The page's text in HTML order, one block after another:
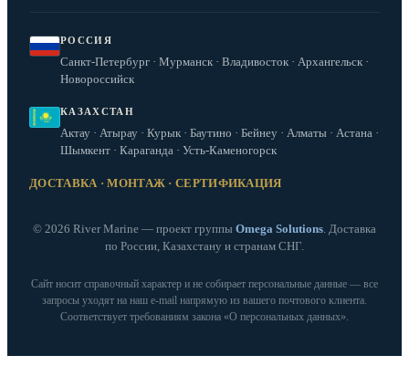
РОССИЯ
Санкт-Петербург · Мурманск · Владивосток · Архангельск ·
Новороссийск
КАЗАХСТАН
Актау · Атырау · Курык · Баутино · Бейнеу · Алматы · Астана ·
Шымкент · Караганда · Усть-Каменогорск
ДОСТАВКА · МОНТАЖ · СЕРТИФИКАЦИЯ
© 2026 River Marine — проект группы Omega Solutions. Доставка
по России, Казахстану и странам СНГ.
Сайт носит справочный характер и не собирает персональные данные — все
запросы уходят на наш e‑mail напрямую из вашего почтового клиента.
Соответствует требованиям закона «О персональных данных».